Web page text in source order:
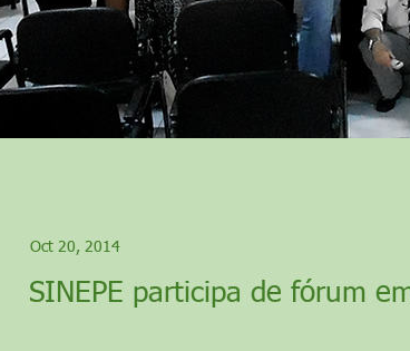
Oct 20, 2014
SINEPE participa de fórum